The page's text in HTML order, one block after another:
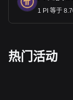
1 PI 等于
热门活动